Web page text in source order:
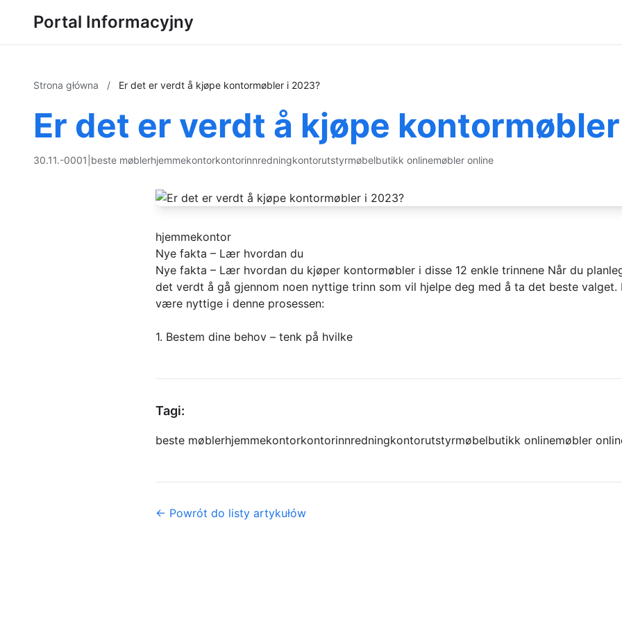
Portal Informacyjny
Strona główna / Er det er verdt å kjøpe kontormøbler i 2023?
Er det er verdt å kjøpe
30.11.-0001 beste møblerhjemmekontorkontorinnredningkontorutstyrmøbelbutikk onlinemøbler online
hjemmekontor
Nye fakta – Lær hvordan du
Nye fakta – Lær hvordan du kjøper kontormøbler i disse 12 enkle trinnene Når du
det verdt å gå gjennom noen nyttige trinn som vil hjelpe deg med å ta det beste valget.
være nyttige i denne prosessen:
1. Bestem dine behov – tenk på hvilke
Tagi:
beste møblerhjemmekontorkontorinnredningkontorutstyrmøbelbutikk onlinemøbler
← Powrót do listy artykułów